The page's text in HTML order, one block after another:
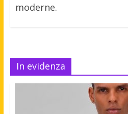
moderne.
In evidenza